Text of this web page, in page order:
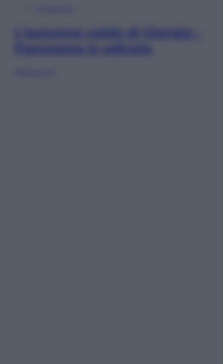
L’autunno caldo di Giorgia –